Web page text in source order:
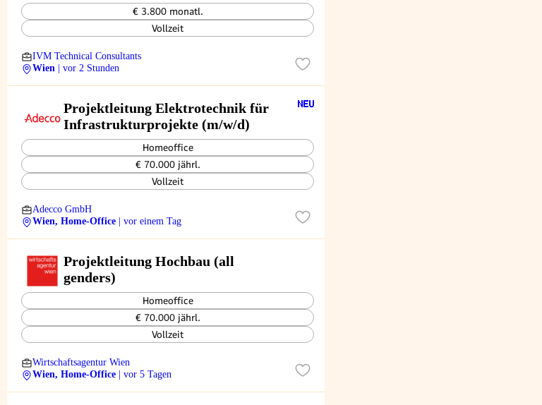
€ 3.800 monatl.
Vollzeit
IVM Technical Consultants
Wien
| vor 2 Stunden
Projektleitung Elektrotechnik für
Infrastrukturprojekte (m/w/d)
Homeoffice
€ 70.000 jährl.
Vollzeit
Adecco GmbH
Wien, Home-Office
| vor einem Tag
Projektleitung Hochbau (all
genders)
Homeoffice
€ 70.000 jährl.
Vollzeit
Wirtschaftsagentur Wien
Wien, Home-Office
| vor 5 Tagen